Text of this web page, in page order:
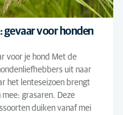
gevaar voor honden
voor je hond Met de
uit naar
het lenteseizoen brengt
grasaren. Deze
duiken vanaf mei